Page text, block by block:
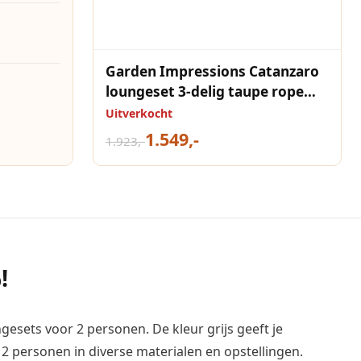
Garden Impressions Catanzaro
loungeset 3-delig taupe rope
grijs zand valley sand
Uitverkocht
1.923,-1.549,-
voor 2 personen. De kleur grijs geeft je
personen in diverse materialen en opstellingen.